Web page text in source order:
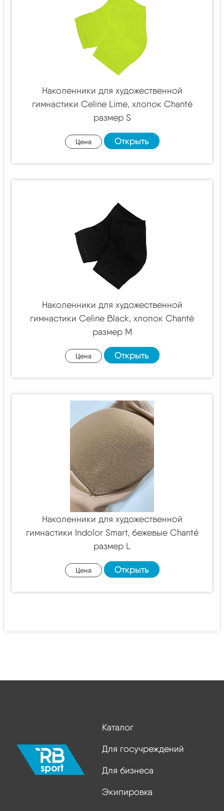
Наколенники для художественной
гимнастики Celine Lime, хлопок Chanté
размер S
Цена Открыть
Наколенники для художественной
гимнастики Celine Black, хлопок Chanté
размер M
Цена Открыть
Наколенники для художественной
гимнастики Indolor Smart, бежевые Chanté
размер L
Цена Открыть
Каталог
Для госучреждений
Для бизнеса
Экипировка